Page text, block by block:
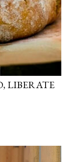
LIBERATE